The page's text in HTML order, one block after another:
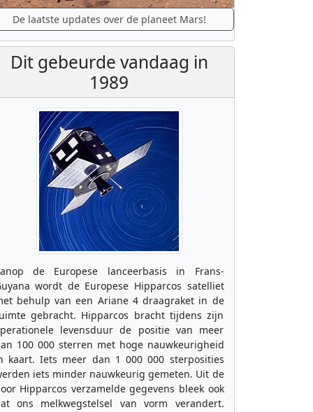
De laatste updates over de planeet Mars!
Dit gebeurde vandaag in
1989
de Europese lanceerbasis in Frans-
wordt de Europese Hipparcos satelliet
behulp van een Ariane 4 draagraket in de
gebracht. Hipparcos bracht tijdens zijn
levensduur de positie van meer
100 000 sterren met hoge nauwkeurigheid
kaart. Iets meer dan 1 000 000 sterposities
iets minder nauwkeurig gemeten. Uit de
Hipparcos verzamelde gegevens bleek ook
ons melkwegstelsel van vorm verandert.